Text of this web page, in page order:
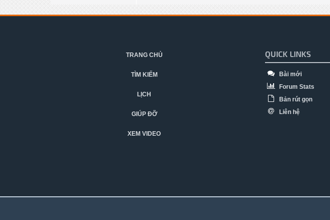
TRANG CHỦ
TÌM KIẾM
LỊCH
GIÚP ĐỠ
XEM VIDEO
QUICK LINKS
Bài mới
Forum Stats
Bản rút gọn
Liên hệ